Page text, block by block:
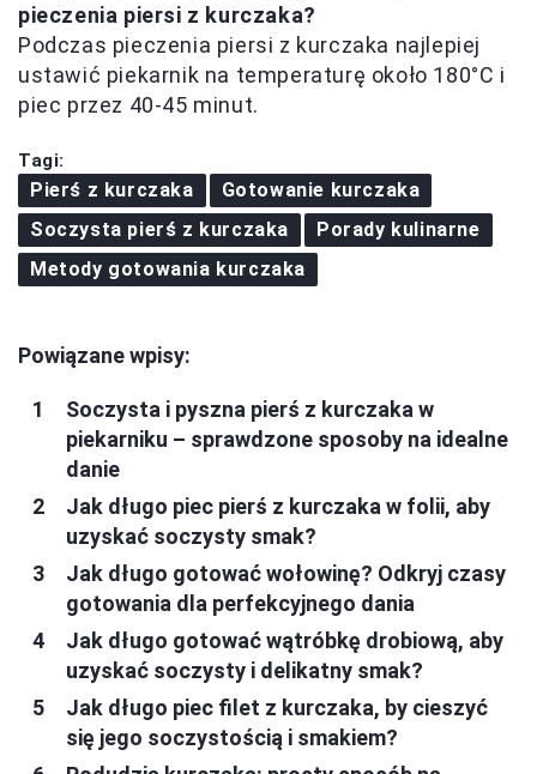
pieczenia piersi z kurczaka?
Podczas pieczenia piersi z kurczaka najlepiej
ustawić piekarnik na temperaturę około 180°C i
piec przez 40-45 minut.
Tagi:
Pierś z kurczaka
Gotowanie kurczaka
Soczysta pierś z kurczaka
Porady kulinarne
Metody gotowania kurczaka
Powiązane wpisy:
Soczysta i pyszna pierś z kurczaka w
piekarniku – sprawdzone sposoby na idealne
danie
Jak długo piec pierś z kurczaka w folii, aby
uzyskać soczysty smak?
Jak długo gotować wołowinę? Odkryj czasy
gotowania dla perfekcyjnego dania
Jak długo gotować wątróbkę drobiową, aby
uzyskać soczysty i delikatny smak?
Jak długo piec filet z kurczaka, by cieszyć
się jego soczystością i smakiem?